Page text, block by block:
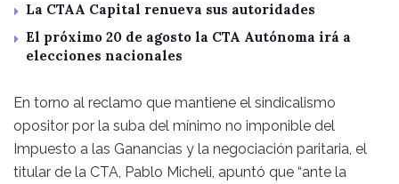
La CTAA Capital renueva sus autoridades
El próximo 20 de agosto la CTA Autónoma irá a
elecciones nacionales
En torno al reclamo que mantiene el sindicalismo
opositor por la suba del mínimo no imponible del
Impuesto a las Ganancias y la negociación paritaria, el
titular de la CTA, Pablo Micheli, apuntó que “ante la